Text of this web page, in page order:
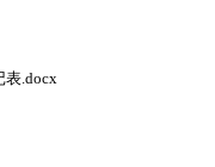
表.docx